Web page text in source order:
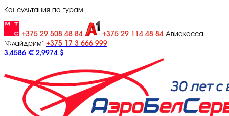
Консультация по турам
+375 29 508 48 84 +375 29 114 48 84 Авиакасса
"Флайдрим" +375 17 3 666 999
3,4586 € 2,9974 $